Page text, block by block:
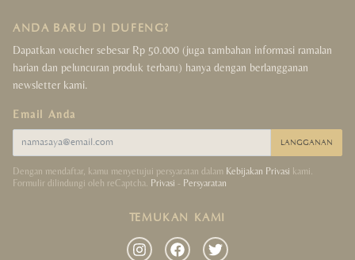
Strings Collection
Lucky Coins Collection
ANDA BARU DI DUFENG?
Dapatkan voucher sebesar Rp 50.000 (juga tambahan informasi ramalan
harian dan peluncuran produk terbaru) hanya dengan berlangganan
newsletter kami.
Email Anda
LANGGANAN
Dengan mendaftar, kamu menyetujui persyaratan dalam Kebijakan Privasi kami.
Formulir dilindungi oleh reCaptcha. Privasi - Persyaratan
TEMUKAN KAMI